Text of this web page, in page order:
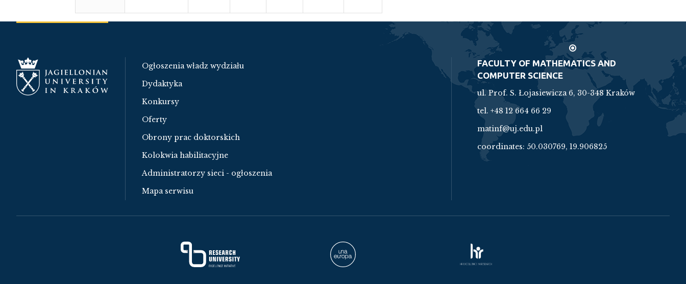
Ogłoszenia władz wydziału
Dydaktyka
Konkursy
Oferty
Obrony prac doktorskich
Kolokwia habilitacyjne
Administratorzy sieci - ogłoszenia
Mapa serwisu
FACULTY OF MATHEMATICS AND
COMPUTER SCIENCE
ul. Prof. S. Łojasiewicza 6, 30-348 Kraków
tel. +48 12 664 66 29
matinf@uj.edu.pl
coordinates: 50.030769, 19.906825